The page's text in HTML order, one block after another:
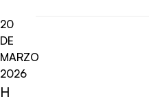
20
DE
MARZO
2026
H